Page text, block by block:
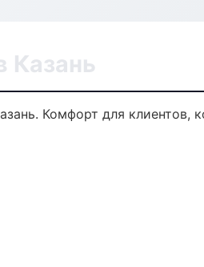
Казань
Комфорт для клиентов,